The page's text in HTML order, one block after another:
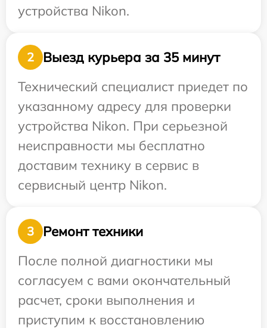
устройства Nikon.
2
Выезд курьера за 35 минут
Технический специалист приедет по
указанному адресу для проверки
устройства Nikon. При серьезной
неисправности мы бесплатно
доставим технику в сервис в
сервисный центр Nikon.
3
Ремонт техники
После полной диагностики мы
согласуем с вами окончательный
расчет, сроки выполнения и
приступим к восстановлению